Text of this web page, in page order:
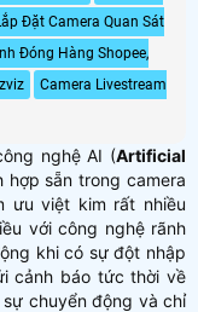
Đặt Camera Quan Sát
Đóng Hàng Shopee,
Camera Livestream
nghệ AI (Artificial
hợp sẵn trong camera
ưu việt kim rất nhiều
với công nghệ rãnh
khi có sự đột nhập
cảnh báo tức thời về
chuyển động và chỉ